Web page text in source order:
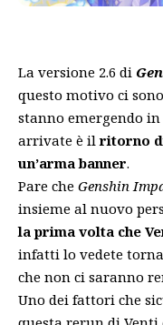
La versione 2.6 di
questo motivo ci
stanno emergendo
arrivate è ilritorno
un’arma banner.
Pare che Genshin
insieme al nuovo
la prima volta che
infatti lo vedete
che non ci saranno
Uno dei fattori che